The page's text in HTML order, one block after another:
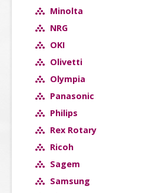
Minolta
NRG
OKI
Olivetti
Olympia
Panasonic
Philips
Rex Rotary
Ricoh
Sagem
Samsung